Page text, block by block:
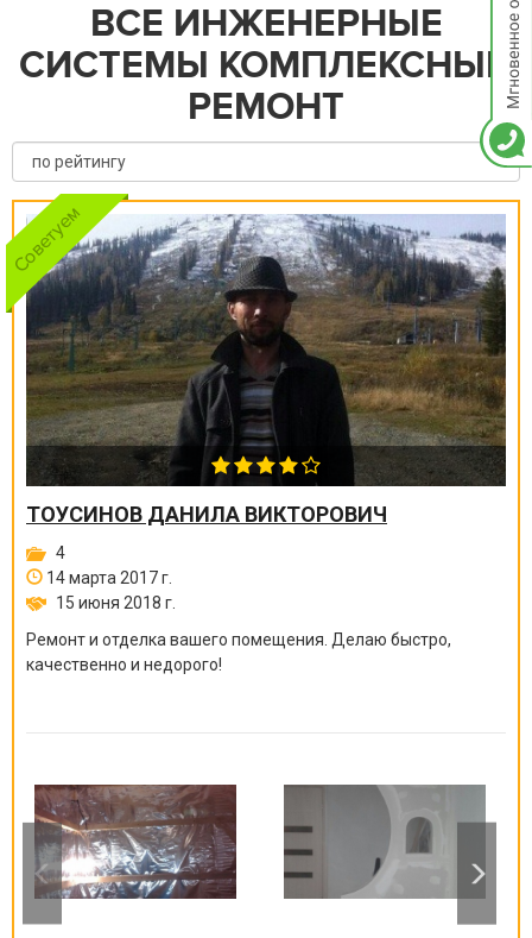
ВСЕ ИНЖЕНЕРНЫЕ
СИСТЕМЫ КОМПЛЕКСНЫЙ
РЕМОНТ
ТОУСИНОВ ДАНИЛА ВИКТОРОВИЧ
4
14 марта 2017 г.
15 июня 2018 г.
Ремонт и отделка вашего помещения. Делаю быстро,
качественно и недорого!